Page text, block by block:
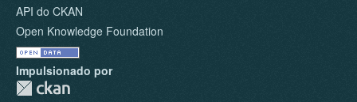
API do CKAN
Open Knowledge Foundation
Impulsionado por